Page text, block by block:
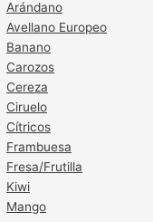
Arándano
Avellano Europeo
Banano
Carozos
Cereza
Ciruelo
Cítricos
Frambuesa
Fresa/Frutilla
Kiwi
Mango